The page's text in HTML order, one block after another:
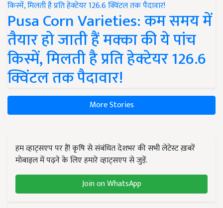
Pusa Corn Varieties: कम समय में
तैयार हो जाती हैं मक्का की ये पांच
किस्में, मिलती है प्रति हेक्टेयर 126.6
क्विंटल तक पैदावार!
More Stories
हम व्हाट्सएप पर हैं! कृषि से संबंधित देशभर की सभी लेटेस्ट ख़बरें
मोबाइल में पढ़ने के लिए हमारे व्हाट्सएप से जुड़ें.
Join on WhatsApp